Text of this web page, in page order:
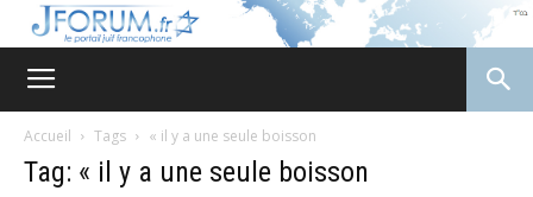
Accueil Tags « il y a une seule boisson
Tag: « il y a une seule boisson